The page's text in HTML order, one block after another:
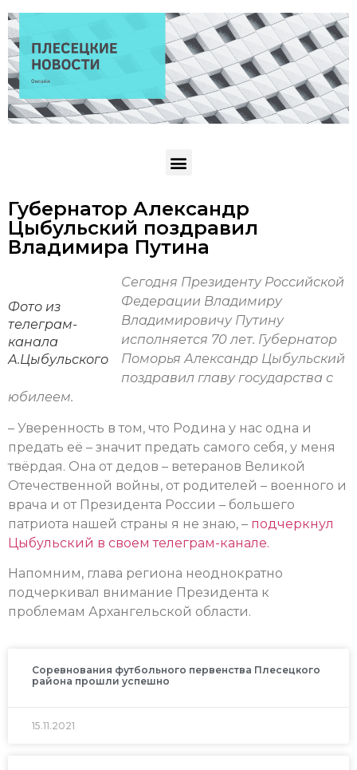
Губернатор Александр
Цыбульский поздравил
Владимира Путина
Фото из
телеграм-
канала
А.Цыбульского
Сегодня Президенту Российской
Федерации Владимиру
Владимировичу Путину
исполняется 70 лет. Губернатор
Поморья Александр Цыбульский
поздравил главу государства с
юбилеем.
– Уверенность в том, что Родина у нас одна и
предать её – значит предать самого себя, у меня
твёрдая. Она от дедов – ветеранов Великой
Отечественной войны, от родителей – военного и
врача и от Президента России – большего
патриота нашей страны я не знаю, – подчеркнул
Цыбульский в своем телеграм-канале.
Напомним, глава региона неоднократно
подчеркивал внимание Президента к
проблемам Архангельской области.
Соревнования футбольного первенства Плесецкого
района прошли успешно
15.11.2021